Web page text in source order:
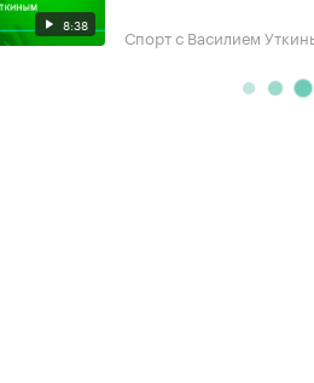
8:38 Спорт с Василием